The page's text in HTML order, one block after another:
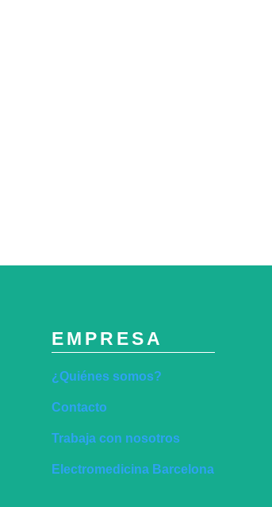
EMPRESA
¿Quiénes somos?
Contacto
Trabaja con nosotros
Electromedicina Barcelona